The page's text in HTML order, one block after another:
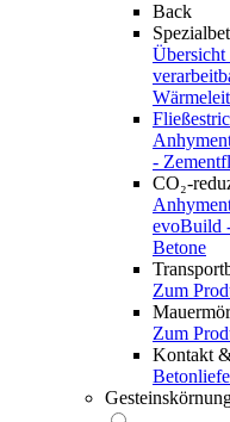
Back
Übersicht
-
CO₂-
evoBuild
Betone
Zum
Zum
Kontakt